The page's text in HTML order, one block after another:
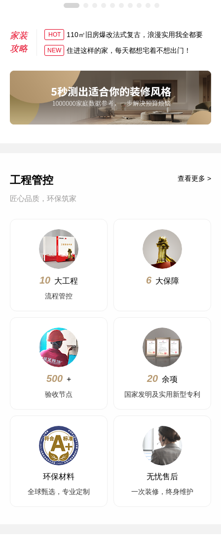
家装
攻略
HOT 110㎡旧房爆改法式复古，浪漫实用我全都要
NEW 住进这样的家，每天都想宅着不想出门！
工程管控
匠心品质，环保筑家
查看更多 >
10 大工程
流程管控
6 大保障
500 +
验收节点
20 余项
国家发明及实用新型专利
环保材料
全球甄选，专业定制
无忧售后
一次装修，终身维护